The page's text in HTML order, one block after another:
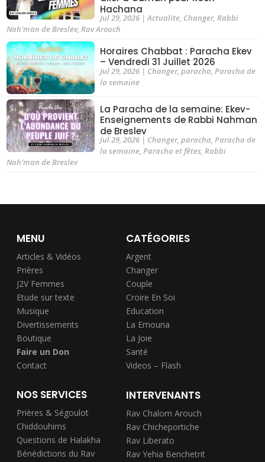
Hachana
Jul 29, 2026|Actualite, Changer, Rabbi
Nah'man de Breslev,Rav Arouch
Horaires Chabbat : Paracha Ekev
– Vendredi 31 Juillet 2026
Jul 29, 2026| Changer, paracha, Paracha de
la semaine
La Paracha de la semaine: Ekev-
Enseignements de Rabbi Nahman
de Breslev
Jul 29, 2026| Changer, paracha, Paracha de
la semaine, Paracha et fêtes, Rabbi
Nah'man de Breslev
MENU
Articles & Vidéos
Prières
J2V Femmes
Etude sur texte
Musique
Divertissements
Boutique
Faire un Don
Contact
CATÉGORIES
Argent
Changer
Couple
Croire En Soi
Education
La Emouna
La Joie
Santé
Videos – Flash
NOS SERVICES
Prières & Ségoulot
Chiddouhims
Questions de Halakha
Bénédictions du Rav
INTERVENANTS
Rav Chalom Arouch
Rav Chicheportiche
Rav Liberato
Rav Yehia Benchetrit